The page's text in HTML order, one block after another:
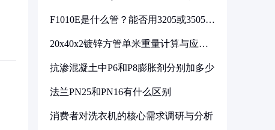
F1010E是什么管？能否用3205或3505代
20x40x2镀锌方管单米重量计算与应用
抗渗混凝土中P6和P8膨胀剂分别加多少
法兰PN25和PN16有什么区别
消费者对洗衣机的核心需求调研与分析